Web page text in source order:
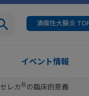
潰瘍性大腸炎
イベント情報
レカⓇの臨床的意義